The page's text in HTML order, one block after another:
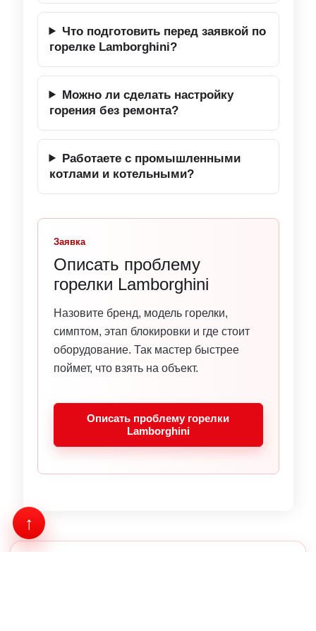
Что подготовить перед заявкой по
горелке Lamborghini?
Можно ли сделать настройку
горения без ремонта?
Работаете с промышленными
котлами и котельными?
Заявка
Описать проблему
горелки Lamborghini
Назовите бренд, модель горелки,
симптом, этап блокировки и где стоит
оборудование. Так мастер быстрее
поймет, что взять на объект.
Описать проблему горелки
Lamborghini